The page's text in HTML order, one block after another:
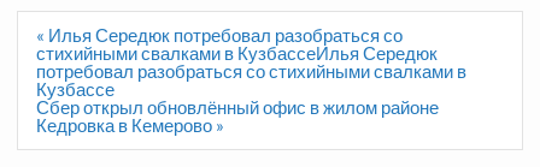
Навигация
по
записям
« Илья Середюк потребовал разобраться со
стихийными свалками в КузбассеИлья Середюк
потребовал разобраться со стихийными свалками в
Кузбассе
Сбер открыл обновлённый офис в жилом районе
Кедровка в Кемерово »